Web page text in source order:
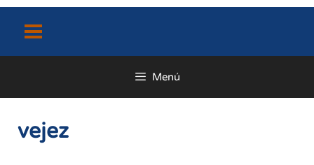
contenido
Menú
vejez